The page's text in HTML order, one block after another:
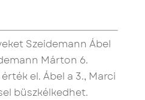
Szeidemann Ábel
Márton 6.
el. Ábel a 3., Marci
büszkélkedhet.